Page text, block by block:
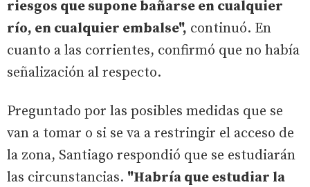
riesgos que supone bañarse en cualquier
río, en cualquier embalse", continuó. En
cuanto a las corrientes, confirmó que no había
señalización al respecto.
Preguntado por las posibles medidas que se
van a tomar o si se va a restringir el acceso de
la zona, Santiago respondió que se estudiarán
las circunstancias. "Habría que estudiar la